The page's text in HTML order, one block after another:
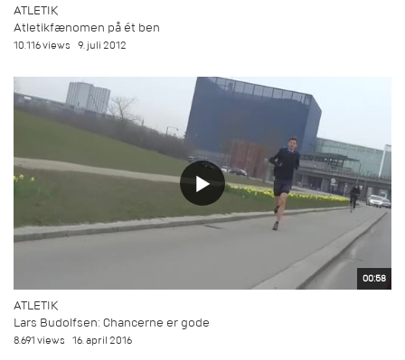
ATLETIK
Atletikfænomen på ét ben
10.116 views 9. juli 2012
00:58
ATLETIK
Lars Budolfsen: Chancerne er gode
8.691 views 16. april 2016